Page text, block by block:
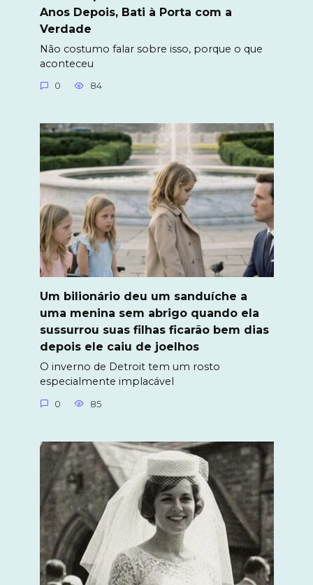
Anos Depois, Bati à Porta com a
Verdade
Não costumo falar sobre isso, porque o que
aconteceu
0 84
Um bilionário deu um sanduíche a
uma menina sem abrigo quando ela
sussurrou suas filhas ficarão bem dias
depois ele caiu de joelhos
O inverno de Detroit tem um rosto
especialmente implacável
0 85